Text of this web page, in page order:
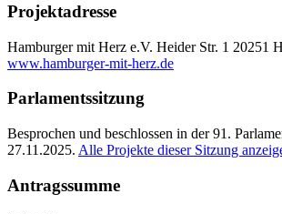
Projektadresse
Hamburger mit Herz e.V. Heider Str. 1 20251
www.hamburger-mit-herz.de
Parlamentssitzung
Besprochen und beschlossen in der 91.
27.11.2025. Alle Projekte dieser Sitzung
Antragssumme